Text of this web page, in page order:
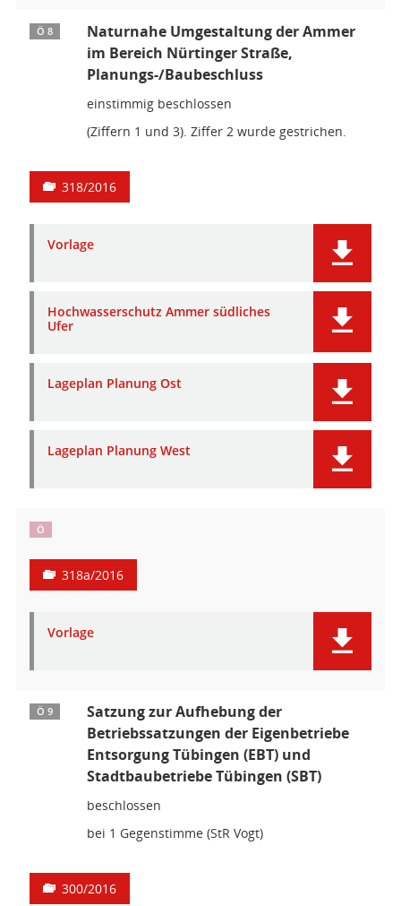
Ö 8
Naturnahe Umgestaltung der Ammer
im Bereich Nürtinger Straße,
Planungs-/Baubeschluss
einstimmig beschlossen
(Ziffern 1 und 3). Ziffer 2 wurde gestrichen.
318/2016
Vorlage
Hochwasserschutz Ammer südliches
Ufer
Lageplan Planung Ost
Lageplan Planung West
Ö
318a/2016
Vorlage
Ö 9
Satzung zur Aufhebung der
Betriebssatzungen der Eigenbetriebe
Entsorgung Tübingen (EBT) und
Stadtbaubetriebe Tübingen (SBT)
beschlossen
bei 1 Gegenstimme (StR Vogt)
300/2016